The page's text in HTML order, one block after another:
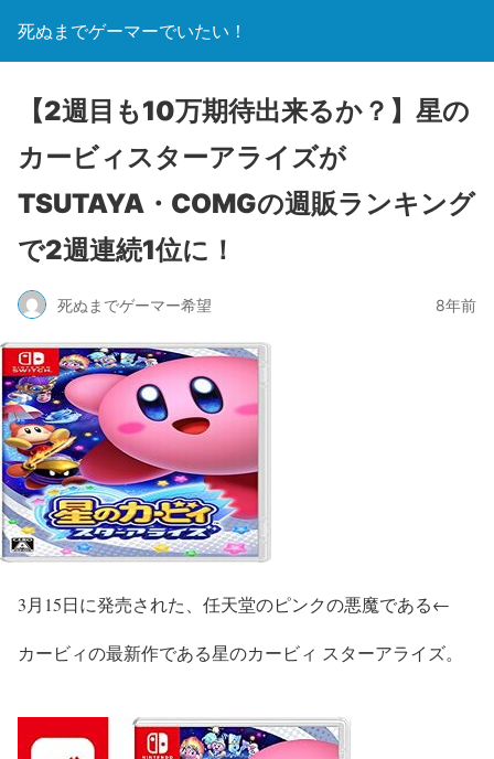
死ぬまでゲーマーでいたい！
【2週目も10万期待出来るか？】星の
カービィスターアライズが
TSUTAYA・COMGの週販ランキング
で2週連続1位に！
死ぬまでゲーマー希望 8年前
3月15日に発売された、任天堂のピンクの悪魔である←
カービィの最新作である星のカービィ スターアライズ。